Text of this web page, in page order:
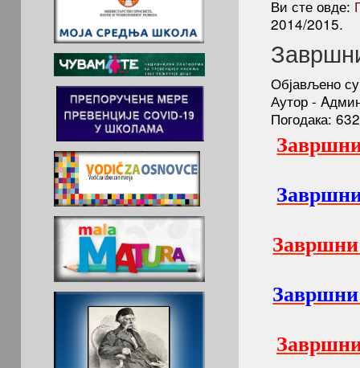
Ви сте овде:
2014/2015.
Објављено
Аутор -
Погодака: